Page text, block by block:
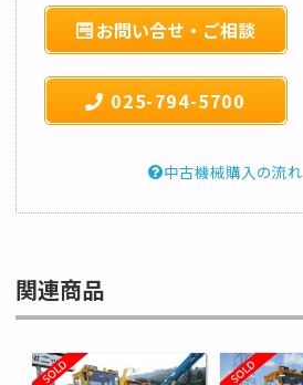
お問い合せ・ご相談
025-794-5700
中古機械購入の流れ
関連商品